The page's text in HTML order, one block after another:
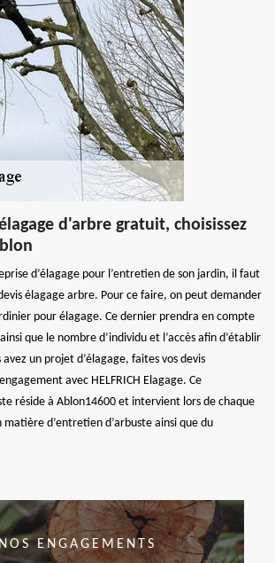
d'arbre gratuit, choisissez
d’élagage pour l’entretien de son jardin, il faut
élagage arbre. Pour ce faire, on peut demander
pour élagage. Ce dernier prendra en compte
que le nombre d’individu et l’accès afin d’établir
avez un projet d’élagage, faites vos devis
avec HELFRICH Elagage. Ce
réside à Ablon14600 et intervient lors de chaque
matière d’entretien d’arbuste ainsi que du
NOS ENGAGEMENTS